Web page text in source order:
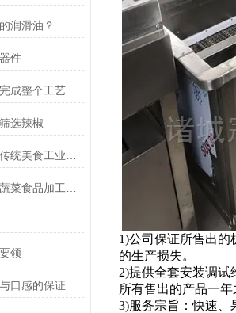
润滑油？
件
酱菜加工流水线是如何完成整个工艺流程的
选辣椒
领
口感的保证
1)公司保证所售出
的生产损失。
2)提供全套安装调
所有售出的产品一
3)服务宗旨：快速